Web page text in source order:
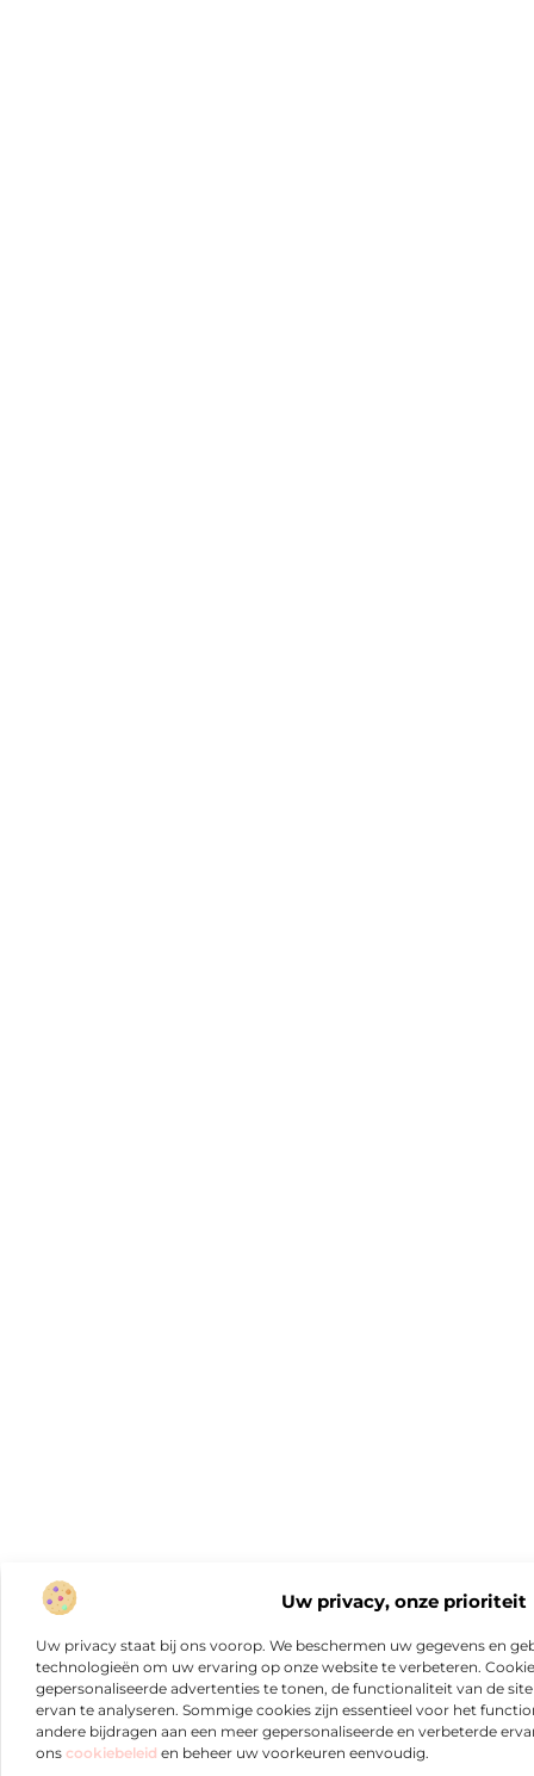
Uw privacy, onze prioriteit
Uw privacy staat bij ons voorop. We beschermen uw gegevens en
technologieën om uw ervaring op onze website te verbeteren.
gepersonaliseerde advertenties te tonen, de functionaliteit van de
ervan te analyseren. Sommige cookies zijn essentieel voor het
andere bijdragen aan een meer gepersonaliseerde en verbeterde
ons cookiebeleid en beheer uw voorkeuren eenvoudig.